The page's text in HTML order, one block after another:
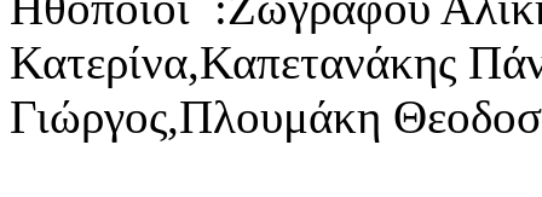
Κατερίνα,Καπετανάκης
Γιώργος,Πλουμάκη